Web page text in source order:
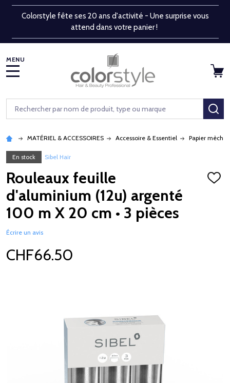
Colorstyle fête ses 20 ans d'activité - Une surprise vous
attend dans votre panier !
Rechercher
MATÉRIEL & ACCESSOIRES Accessoire & Essentiel Papier
En stock Sibel Hair
Rouleaux feuille
d'aluminium (12u) argenté
100 m X 20 cm • 3 pièces
Écrire un avis
CHF66.50